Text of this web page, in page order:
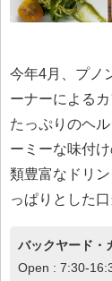
今年4月、プノ
ーナーによる
たっぷりのヘ
ーミーな味付
類豊富なドリ
っぱりとした
バックヤード
Open : 7:30-